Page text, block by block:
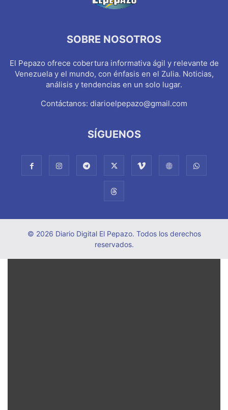
SOBRE NOSOTROS
El Pepazo ofrece cobertura informativa ágil y relevante de
Venezuela y el mundo, con énfasis en el Zulia. Noticias,
análisis y tendencias en un solo lugar.
Contáctanos: diarioelpepazo@gmail.com
SÍGUENOS
© 2026 Diario Digital El Pepazo. Todos los derechos
reservados.